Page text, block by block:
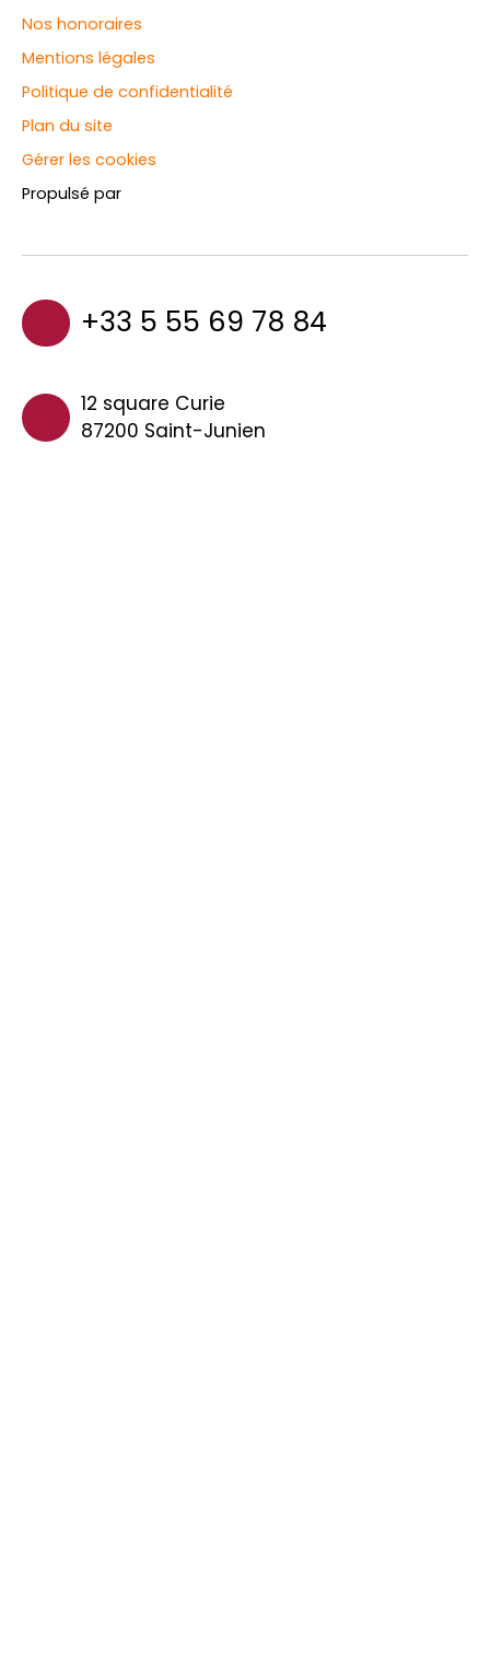
Nos honoraires
Mentions légales
Politique de confidentialité
Plan du site
Gérer les cookies
Propulsé par
+33 5 55 69 78 84
12 square Curie
87200 Saint-Junien